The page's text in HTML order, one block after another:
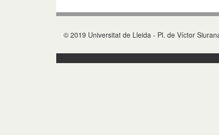
© 2019 Universitat de Lleida - Pl. de Víctor